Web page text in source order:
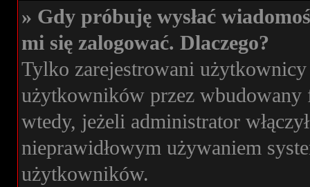
» Gdy próbuję wysłać
mi się zalogować. Dlaczego?
Tylko zarejestrowani
użytkowników przez
wtedy, jeżeli administrator
nieprawidłowym używaniem
użytkowników.